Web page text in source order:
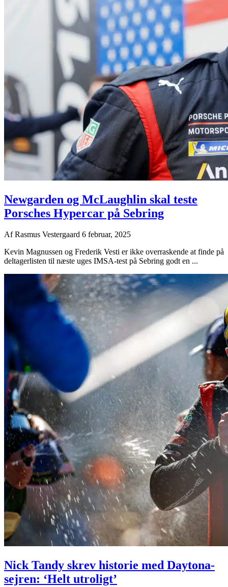
Newgarden og McLaughlin skal teste
Porsches Hypercar på Sebring
AfRasmus Vestergaard 6 februar, 2025
Kevin Magnussen og Frederik Vesti er ikke overraskende at finde på
deltagerlisten til næste uges IMSA-test på Sebring godt en ...
Nick Tandy skrev historie med Daytona-
sejren: ‘Helt utroligt’